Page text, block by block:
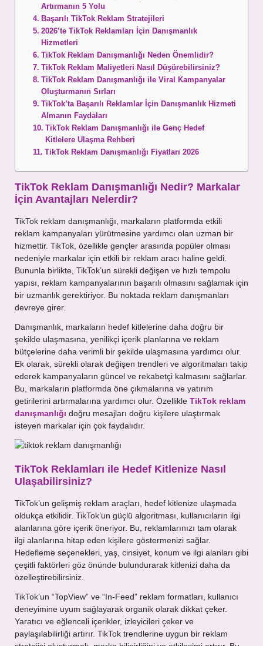
Artırmanın 5 Yolu
Başarılı TikTok Reklam Stratejileri
2026’te TikTok Reklamları İçin Danışmanlık
Hizmetleri
TikTok Reklam Danışmanlığı Neden Önemlidir?
TikTok Reklam Maliyetleri Nasıl Düşürebilirsiniz?
TikTok Reklam Danışmanlığı ile Viral Kampanyalar
Oluşturmanın Sırları
TikTok’ta Başarılı Reklamlar İçin Danışmanlık Hizmeti
Almanın Faydaları
TikTok Reklam Danışmanlığı ile Genç Hedef
Kitlelere Ulaşma Rehberi
TikTok Reklam Danışmanlığı Fiyatları 2026
TikTok Reklam Danışmanlığı Nedir? Markalar
İçin Avantajları Nelerdir?
TikTok reklam danışmanlığı, markaların platformda etkili
reklam kampanyaları yürütmesine yardımcı olan uzman bir
hizmettir. TikTok, özellikle gençler arasında popüler olması
nedeniyle markalar için etkili bir reklam aracı haline geldi.
Bununla birlikte, TikTok’un sürekli değişen ve hızlı tempolu
yapısı, reklam kampanyalarının başarılı olmasını sağlamak için
bir uzmanlık gerektiriyor. Bu noktada reklam danışmanları
devreye girer.
Danışmanlık, markaların hedef kitlelerine daha doğru bir
şekilde ulaşmasına, yenilikçi içerik planlarına ve reklam
bütçelerine daha verimli bir şekilde ulaşmasına yardımcı olur.
Ek olarak, sürekli olarak değişen trendleri ve algoritmaları takip
ederek kampanyaların güncel ve rekabetçi kalmasını sağlarlar.
Bu, markaların platformda öne çıkmalarına ve yatırım
getirilerini artırmalarına yardımcı olur. Özellikle TikTok reklam
danışmanlığı doğru mesajları doğru kişilere ulaştırmak
isteyen markalar için çok faydalıdır.
TikTok Reklamları ile Hedef Kitlenize Nasıl
Ulaşabilirsiniz?
TikTok’un gelişmiş reklam araçları, hedef kitlenize ulaşmada
oldukça etkilidir. TikTok’un güçlü algoritması, kullanıcıların ilgi
alanlarına göre içerik öneriyor. Bu, reklamlarınızı tam olarak
ilgi alanlarına hitap eden kişilere göstermenizi sağlar.
Hedefleme seçenekleri, yaş, cinsiyet, konum ve ilgi alanları gibi
çeşitli faktörleri göz önünde bulundurarak kitlenizi daha da
özelleştirebilirsiniz.
TikTok’un “TopView” ve “In-Feed” reklam formatları, kullanıcı
deneyimine uyum sağlayarak organik olarak dikkat çeker.
Yaratıcı ve eğlenceli içerikler, izleyicileri çeker ve
paylaşılabilirliği artırır. TikTok trendlerine uygun bir reklam